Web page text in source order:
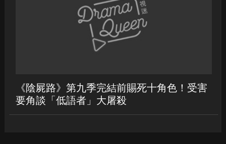
《陰屍路》第九季完結前賜死十角色！受害
要角談「低語者」大屠殺